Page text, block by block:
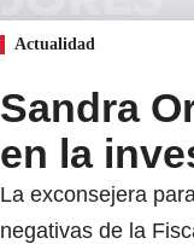
Actualidad
Sandra
en la
La exconsejera
negativas de la